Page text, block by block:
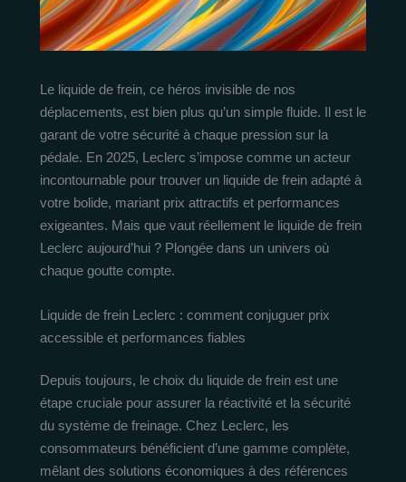
Le liquide de frein, ce héros invisible de nos
déplacements, est bien plus qu’un simple fluide. Il est le
garant de votre sécurité à chaque pression sur la
pédale. En 2025, Leclerc s’impose comme un acteur
incontournable pour trouver un liquide de frein adapté à
votre bolide, mariant prix attractifs et performances
exigeantes. Mais que vaut réellement le liquide de frein
Leclerc aujourd’hui ? Plongée dans un univers où
chaque goutte compte.
Liquide de frein Leclerc : comment conjuguer prix
accessible et performances fiables
Depuis toujours, le choix du liquide de frein est une
étape cruciale pour assurer la réactivité et la sécurité
du système de freinage. Chez Leclerc, les
consommateurs bénéficient d’une gamme complète,
mêlant des solutions économiques à des références